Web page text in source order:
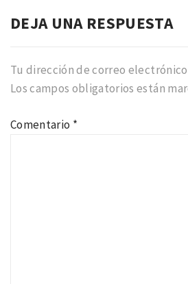
DEJA UNA RESPUESTA
Tu dirección de correo
Los campos obligatorios están
Comentario *